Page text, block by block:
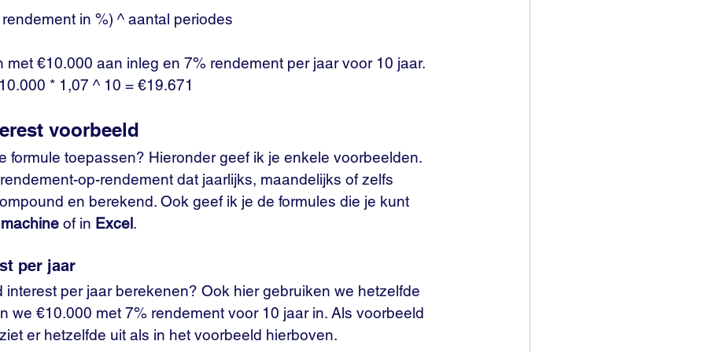
in %) ^ aantal periodes
met €10.000 aan inleg en 7% rendement per jaar voor 10 jaar.
* 1,07 ^ 10 = €19.671
voorbeeld
formule toepassen? Hieronder geef ik je enkele voorbeelden.
op-rendement dat jaarlijks, maandelijks of zelfs
en berekend. Ook geef ik je de formules die je kunt
of in Excel.
per jaar
interest per jaar berekenen? Ook hier gebruiken we hetzelfde
we €10.000 met 7% rendement voor 10 jaar in. Als voorbeeld
er hetzelfde uit als in het voorbeeld hierboven.